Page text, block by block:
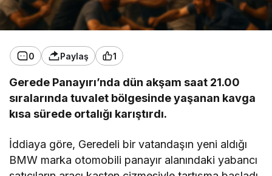
0 Paylaş 1
Gerede Panayırı’nda dün akşam saat 21.00
sıralarında tuvalet bölgesinde yaşanan kavga
kısa sürede ortalığı karıştırdı.
İddiaya göre, Geredeli bir vatandaşın yeni aldığı
BMW marka otomobili panayır alanındaki yabancı